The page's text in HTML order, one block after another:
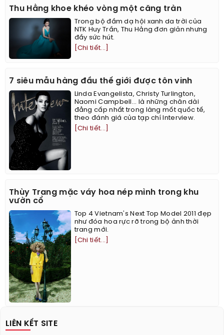
Thu Hằng khoe khéo vòng một căng tràn
Trong bộ đầm dạ hội xanh da trời của
NTK Huy Trần, Thu Hằng đơn giản nhưng
đầy sức hút.
[Chi tiết...]
7 siêu mẫu hàng đầu thế giới được tôn vinh
Linda Evangelista, Christy Turlington,
Naomi Campbell... là những chân dài
đẳng cấp nhất trong làng mốt quốc tế,
theo đánh giá của tạp chí Interview.
[Chi tiết...]
Thùy Trang mặc váy hoa nép mình trong khu
vườn cổ
Top 4 Vietnam's Next Top Model 2011 đẹp
như đóa hoa rực rỡ trong bộ ảnh thời
trang mới.
[Chi tiết...]
LIÊN KẾT SITE